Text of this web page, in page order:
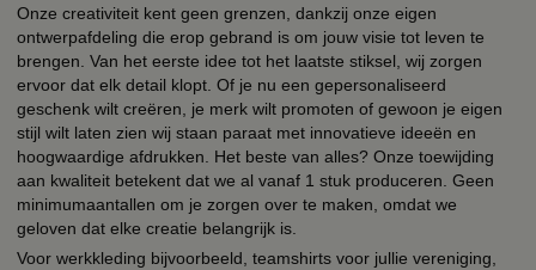
Onze creativiteit kent geen grenzen, dankzij onze eigen
ontwerpafdeling die erop gebrand is om jouw visie tot leven te
brengen. Van het eerste idee tot het laatste stiksel, wij zorgen
ervoor dat elk detail klopt. Of je nu een gepersonaliseerd
geschenk wilt creëren, je merk wilt promoten of gewoon je eigen
stijl wilt laten zien wij staan paraat met innovatieve ideeën en
hoogwaardige afdrukken. Het beste van alles? Onze toewijding
aan kwaliteit betekent dat we al vanaf 1 stuk produceren. Geen
minimumaantallen om je zorgen over te maken, omdat we
geloven dat elke creatie belangrijk is.
Voor werkkleding bijvoorbeeld, teamshirts voor jullie vereniging,